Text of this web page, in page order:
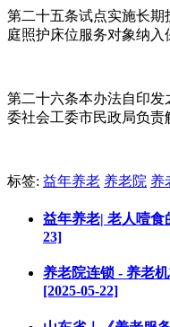
第二十五条试点实施长
庭照护床位服务对象纳入
第二十六条本办法自印
委社会工委市民政局负责
标签: 益年养老 养老院 养
益年养老| 老人噎食
23]
养老院连锁 - 养老
[2025-05-22]